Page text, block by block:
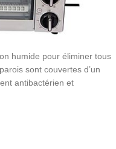
humide pour éliminer tous
sont couvertes d’un
antibactérien et